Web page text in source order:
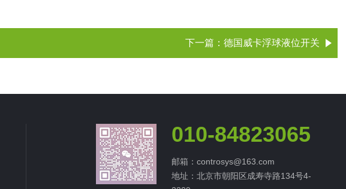
下一篇： 德国威卡浮球液位开关
010-84823065
邮箱：controsys@163.com
地址：北京市朝阳区成寿寺路134号4-